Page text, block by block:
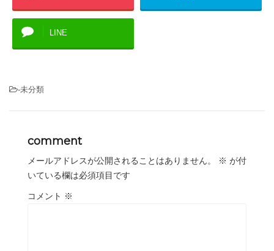
LINE
-未分類
comment
メールアドレスが公開されることはありません。 ※ が付
いている欄は必須項目です
コメント ※